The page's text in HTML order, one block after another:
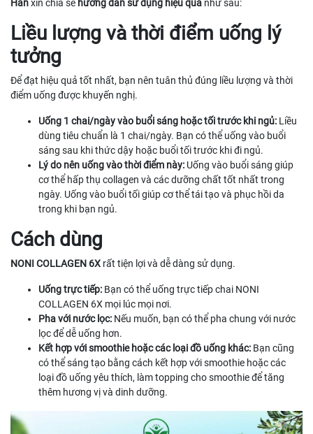
Hânxin chia sẻ hướng dẫn sử dụng hiệu quả như sau:
Liều lượng và thời điểm uống lý
tưởng
Để đạt hiệu quả tốt nhất, bạn nên tuân thủ đúng liều lượng và thời
điểm uống được khuyến nghị.
Uống 1 chai/ngày vào buổi sáng hoặc tối trước khi ngủ: Liều
dùng tiêu chuẩn là 1 chai/ngày. Bạn có thể uống vào buổi
sáng sau khi thức dậy hoặc buổi tối trước khi đi ngủ.
Lý do nên uống vào thời điểm này: Uống vào buổi sáng giúp
cơ thể hấp thụ collagen và các dưỡng chất tốt nhất trong
ngày. Uống vào buổi tối giúp cơ thể tái tạo và phục hồi da
trong khi bạn ngủ.
Cách dùng
NONI COLLAGEN 6X rất tiện lợi và dễ dàng sử dụng.
Uống trực tiếp: Bạn có thể uống trực tiếp chai NONI
COLLAGEN 6X mọi lúc mọi nơi.
Pha với nước lọc: Nếu muốn, bạn có thể pha chung với nước
lọc để dễ uống hơn.
Kết hợp với smoothie hoặc các loại đồ uống khác: Bạn cũng
có thể sáng tạo bằng cách kết hợp với smoothie hoặc các
loại đồ uống yêu thích, làm topping cho smoothie để tăng
thêm hương vị và dinh dưỡng.